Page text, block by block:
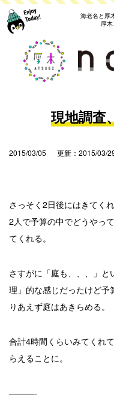
海老名と厚
厚
現地調査
2015/03/05 更新：2015/03/
さっそく2日後にはきてく
2人で予算の中でどうやっ
てくれる。
さすがに「庭も、、、」
理」的な感じだったけど予
りあえず庭はあきらめる。
合計4時間くらいみてくれ
らえることに。
———-